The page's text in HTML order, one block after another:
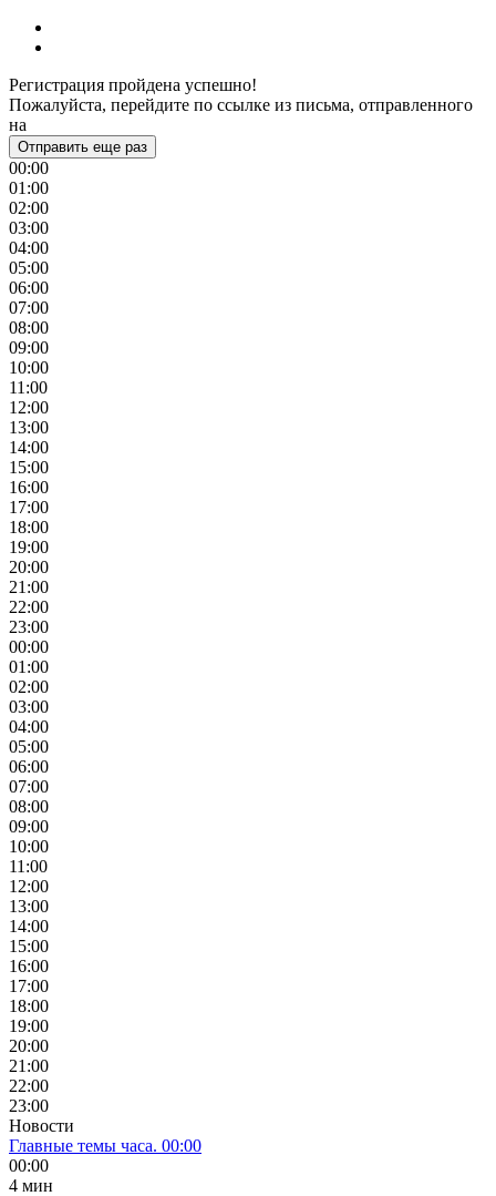
Регистрация пройдена успешно!
Пожалуйста, перейдите по ссылке из письма, отправленного
на
Отправить еще раз
00:00
01:00
02:00
03:00
04:00
05:00
06:00
07:00
08:00
09:00
10:00
11:00
12:00
13:00
14:00
15:00
16:00
17:00
18:00
19:00
20:00
21:00
22:00
23:00
00:00
01:00
02:00
03:00
04:00
05:00
06:00
07:00
08:00
09:00
10:00
11:00
12:00
13:00
14:00
15:00
16:00
17:00
18:00
19:00
20:00
21:00
22:00
23:00
Новости
Главные темы часа. 00:00
00:00
4 мин